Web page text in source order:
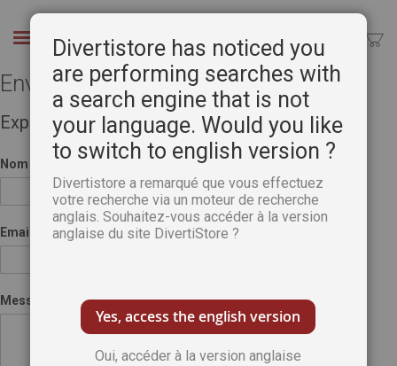
Chercher
Envoyer à un ami
Expéditeur
Nom
Email
Message
Divertistore has noticed you
are performing searches with
a search engine that is not
your language. Would you like
to switch to english version ?
Divertistore a remarqué que vous effectuez
votre recherche via un moteur de recherche
anglais. Souhaitez-vous accéder à la version
anglaise du site DivertiStore ?
Yes, access the english version
Oui, accéder à la version anglaise